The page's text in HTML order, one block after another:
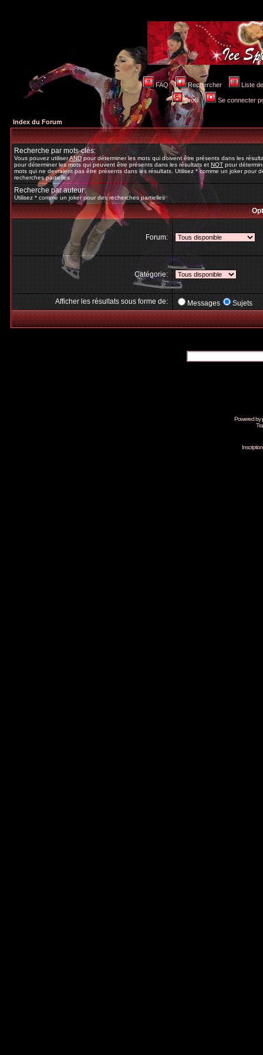
FAQ Rechercher Liste
Profil Se connecter
Index du Forum
Recherche par mots-clés:
Vous pouvez utiliserANDpour déterminer les mots qui doivent être présents dans les
pour déterminer les mots qui peuvent être présents dans les résultats etNOTpour
mots qui ne devraient pas être présents dans les résultats. Utilisez * comme un joker pour
recherches partielles
Recherche par auteur:
Utilisez * comme un joker pour des recherches partielles
Forum:
Catégorie:
Afficher les résultats sous forme de: Messages Sujets
Powered by